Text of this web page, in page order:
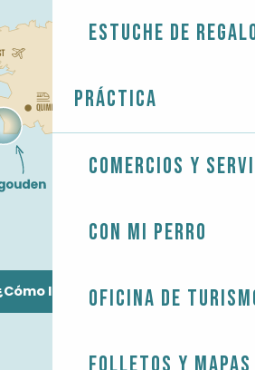
Estuche de
Práctica
Comercios y
Con mi perro
Oficina de
llegar?